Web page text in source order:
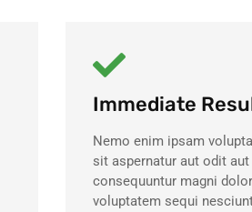
Immediate
Nemo enim ipsam
sit aspernatur aut odit
consequuntur magni
voluptatem sequi